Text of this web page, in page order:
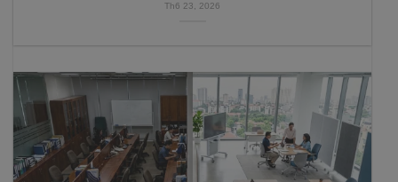
Th6 23, 2026